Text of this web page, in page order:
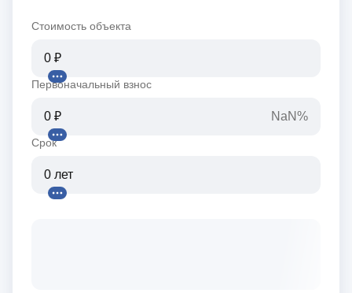
Стоимость объекта
Первоначальный взнос
NaN%
Срок